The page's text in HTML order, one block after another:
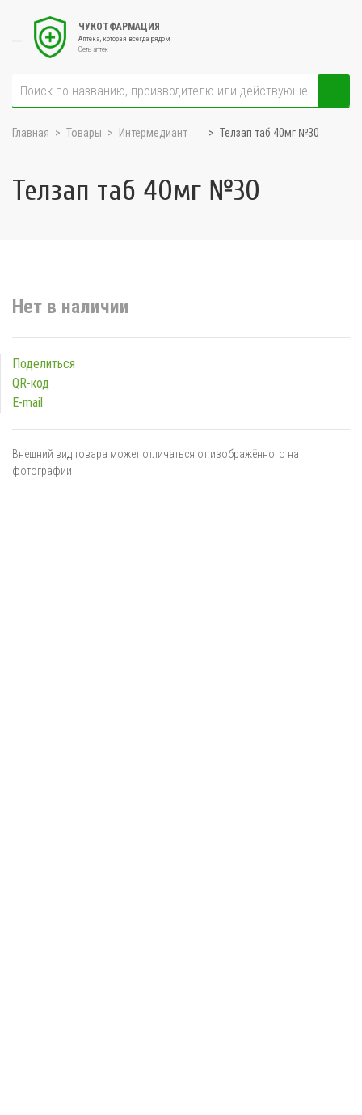
ЧУКОТФАРМАЦИЯ
Аптека, которая всегда рядом
Сеть аптек
Главная Товары Интермедиант Телзап таб 40мг №30
Телзап таб 40мг №30
Нет в наличии
Поделиться
QR-код
E-mail
Внешний вид товара может отличаться от изображённого на
фотографии